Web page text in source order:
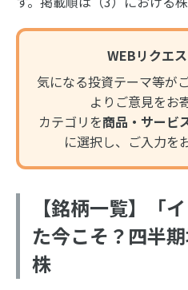
WEBリクエ
気になる投資テーマ等が
よりご意見をお
カテゴリを商品・サービ
に選択し、ご入力を
【銘柄一覧】「
た今こそ？四半
株